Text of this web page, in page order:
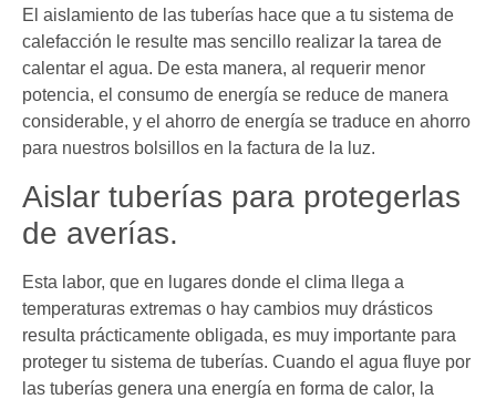
El aislamiento de las tuberías hace que a tu sistema de
calefacción le resulte mas sencillo realizar la tarea de
calentar el agua. De esta manera, al requerir menor
potencia, el consumo de energía se reduce de manera
considerable, y el ahorro de energía se traduce en ahorro
para nuestros bolsillos en la factura de la luz.
Aislar tuberías para protegerlas
de averías.
Esta labor, que en lugares donde el clima llega a
temperaturas extremas o hay cambios muy drásticos
resulta prácticamente obligada, es muy importante para
proteger tu sistema de tuberías. Cuando el agua fluye por
las tuberías genera una energía en forma de calor, la